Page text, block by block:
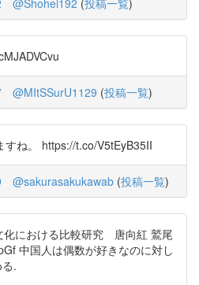
@Shohei192 (投稿一覧)
@MItSSurU1129 (投稿一覧)
ね。 https://t.co/V5tEyB35II
@sakurasakukawab (投稿一覧)
における比較研究 唐向紅 鷲尾
中国人は偶数が好きなのに対し
.